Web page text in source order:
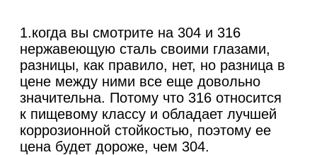
1.когда вы смотрите на 304 и 316
нержавеющую сталь своими глазами,
разницы, как правило, нет, но разница в
цене между ними все еще довольно
значительна. Потому что 316 относится
к пищевому классу и обладает лучшей
коррозионной стойкостью, поэтому ее
цена будет дороже, чем 304.